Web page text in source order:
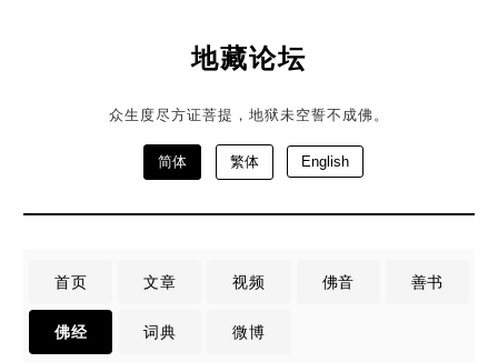
地藏论坛
众生度尽方证菩提，地狱未空誓不成佛。
简体 繁体 English
首页 文章 视频 佛音 善书
佛经 词典 微博